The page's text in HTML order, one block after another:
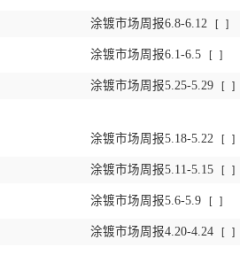
涂镀市场周报6.8-6.12 [ ]
涂镀市场周报6.1-6.5 [ ]
涂镀市场周报5.25-5.29 [ ]
涂镀市场周报5.18-5.22 [ ]
涂镀市场周报5.11-5.15 [ ]
涂镀市场周报5.6-5.9 [ ]
涂镀市场周报4.20-4.24 [ ]